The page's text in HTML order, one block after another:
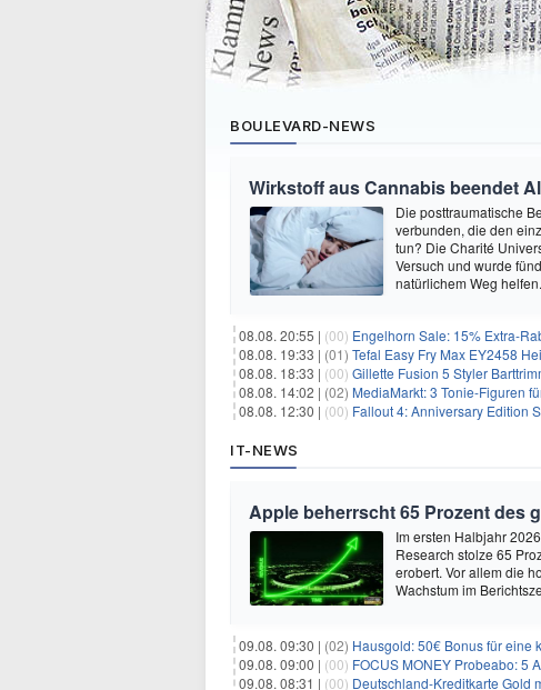
BOULEVARD-NEWS
Wirkstoff aus Cannabis beendet
Die posttraumatische
verbunden, die den
tun? Die Charité
Versuch und wurde
natürlichem Weg
08.08. 20:55 | (00) Engelhorn Sale: 15% Extra-
08.08. 19:33 | (01) Tefal Easy Fry Max EY2458
08.08. 18:33 | (00) Gillette Fusion 5 Styler
08.08. 14:02 | (02) MediaMarkt: 3 Tonie-Figuren
08.08. 12:30 | (00) Fallout 4: Anniversary Edition
IT-NEWS
Apple beherrscht 65 Prozent des
Im ersten Halbjahr
Research stolze 65
erobert. Vor allem die
Wachstum im
09.08. 09:30 | (02) Hausgold: 50€ Bonus für eine
09.08. 09:00 | (00) FOCUS MONEY Probeabo: 5
09.08. 08:31 | (00) Deutschland-Kreditkarte Gold